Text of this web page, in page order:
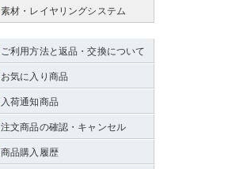
素材・レイヤリングシステム
ご利用方法と返品・交換について
お気に入り商品
入荷通知商品
注文商品の確認・キャンセル
商品購入履歴